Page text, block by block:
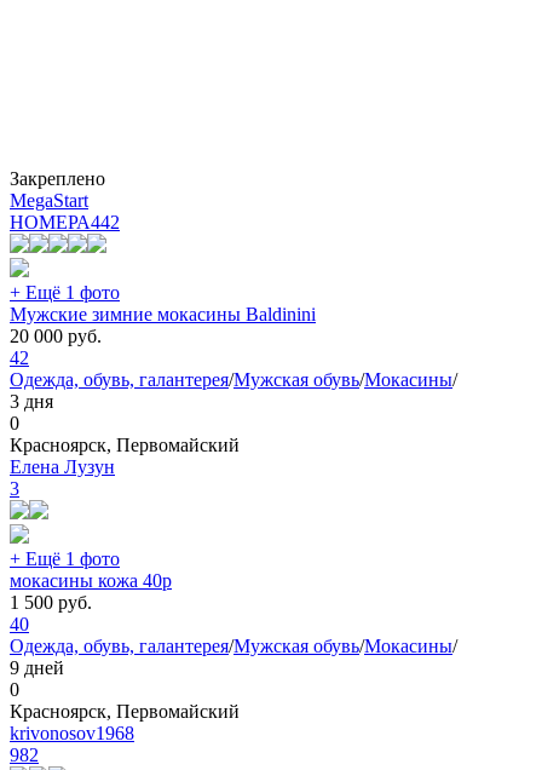
Закреплено
MegaStart
НОМЕРА442
+ Ещё 1 фото
Мужские зимние мокасины Baldinini
20 000 руб.
42
Одежда, обувь, галантерея/Мужская обувь/Мокасины/
3 дня
0
Красноярск, Первомайский
Елена Лузун
3
+ Ещё 1 фото
мокасины кожа 40р
1 500 руб.
40
Одежда, обувь, галантерея/Мужская обувь/Мокасины/
9 дней
0
Красноярск, Первомайский
krivonosov1968
982